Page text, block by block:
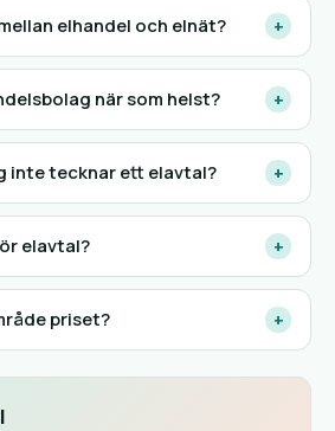
elhandel och elnät? +
när som helst? +
inte tecknar ett elavtal? +
elavtal? +
priset? +